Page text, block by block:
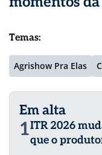
Temas:
Agrishow Pra Elas
Em alta
1ITR 2026
que o